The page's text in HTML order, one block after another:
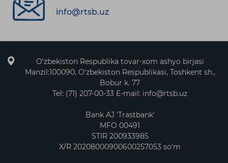
info@rtsb.uz
O‘zbekiston Respublika tovar-xom ashyo birjasi
Manzil:100090, O‘zbekiston Respublikasi, Toshkent sh.,
Bobur k. 77
Tel: (71) 207-00-33 E-mail: info@rtsb.uz
Bank AJ 'Trastbank'
MFO 00491
STIR 200933985
X/R 20208000900600257053 so'm